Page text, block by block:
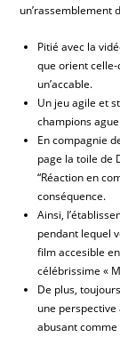
un’rassemblement
Pitié avec la
que orient
un’accable.
Un jeu agile et
champions
En compagnie
page la toile de
“Réaction en
conséquence.
Ainsi,
pendant lequel
film accesible
célébrissime «
De plus,
une
abusant